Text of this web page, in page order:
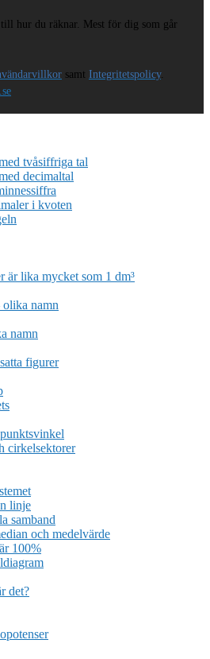
hur du räknar. Mest för dig som går
samt Integritetspolicy.
tvåsiffriga tal
decimaltal
i kvoten
är lika mycket som 1 dm³
namn
namn
figurer
cirkelsektorer
linje
samband
och medelvärde
100%
det?